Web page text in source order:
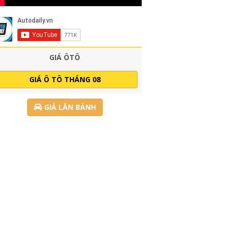
GIÁ ÔTÔ
GIÁ Ô TÔ THÁNG 08
GIÁ LĂN BÁNH